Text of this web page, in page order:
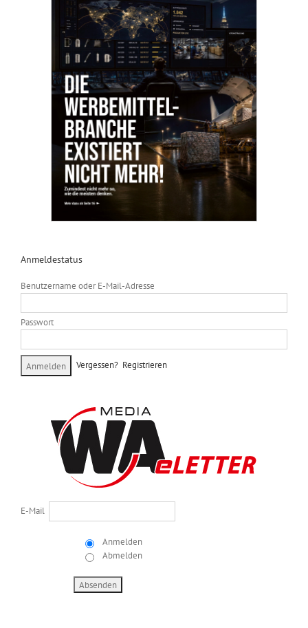
Anmeldestatus
Benutzername oder E-Mail-Adresse
Passwort
Vergessen? Registrieren
E-Mail
Anmelden
Abmelden